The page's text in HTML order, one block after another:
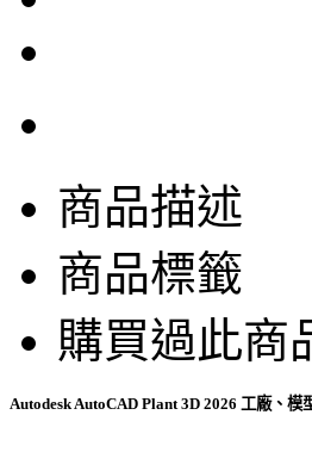
商品描述
商品標籤
購買過此商
Autodesk AutoCAD Plant 3D 2026 工廠、